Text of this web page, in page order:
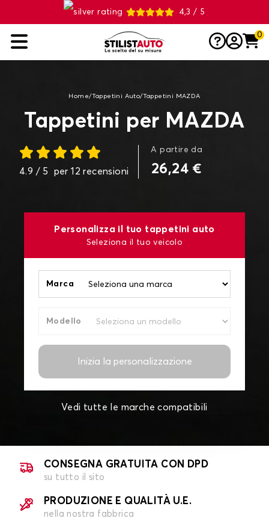
4,3 / 5
0
Home/Tappetini Auto/Tappetini MAZDA
Tappetini per MAZDA
4.9 / 5 per 12 recensioni
A partire da
26,24 €
Personalizza il tuo tappetini auto
Seleziona il tuo veicolo
Marca
Modello
Inizia la personalizzazione
Vedi tutte le marche compatibili
CONSEGNA GRATUITA CON DPD
su tutto il sito
PRODUZIONE E QUALITÀ U.E.
nella nostra fabbrica